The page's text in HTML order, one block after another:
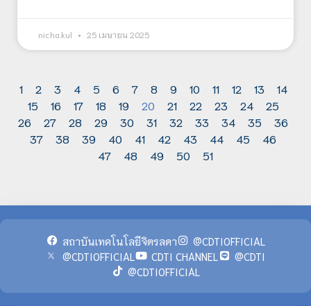
nicha.kul 25 เมษายน 2025
1 2 3 4 5 6 7 8 9 10 11 12 13
14
15
16 17 18 19 20 21 22 23 24
25
26
27 28 29 30 31 32 33 34 35
36
37
38 39 40 41 42 43 44 45
46
47
48 49 50 51
สถาบันเทคโนโลยีจิตรลดา
@CDTIOFFICIAL
@CDTIOFFICIAL
CDTI CHANNEL
@CDTI
@CDTIOFFICIAL